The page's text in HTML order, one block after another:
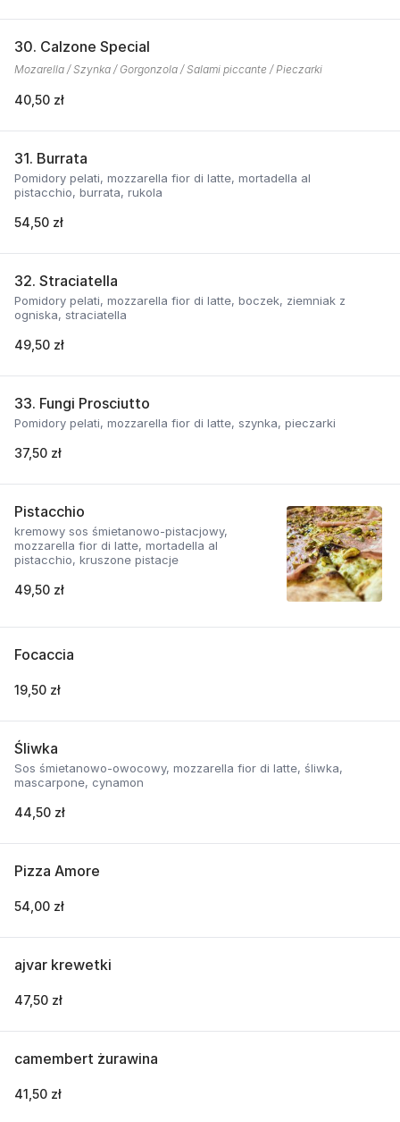
30. Calzone Special
Mozarella / Szynka / Gorgonzola / Salami piccante / Pieczarki
40,50 zł
31. Burrata
Pomidory pelati, mozzarella fior di latte, mortadella al
pistacchio, burrata, rukola
54,50 zł
32. Straciatella
Pomidory pelati, mozzarella fior di latte, boczek, ziemniak z
ogniska, straciatella
49,50 zł
33. Fungi Prosciutto
Pomidory pelati, mozzarella fior di latte, szynka, pieczarki
37,50 zł
Pistacchio
kremowy sos śmietanowo-pistacjowy,
mozzarella fior di latte, mortadella al
pistacchio, kruszone pistacje
49,50 zł
Focaccia
19,50 zł
Śliwka
Sos śmietanowo-owocowy, mozzarella fior di latte, śliwka,
mascarpone, cynamon
44,50 zł
Pizza Amore
54,00 zł
ajvar krewetki
47,50 zł
camembert żurawina
41,50 zł